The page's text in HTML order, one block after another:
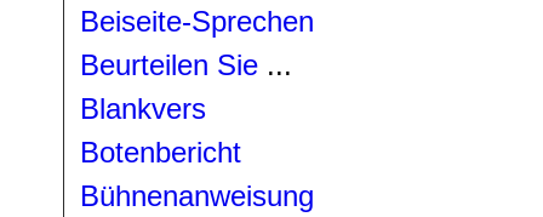
Beiseite-Sprechen
Beurteilen Sie ...
Blankvers
Botenbericht
Bühnenanweisung